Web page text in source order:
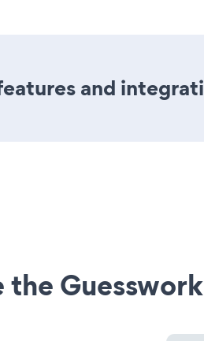
and
the